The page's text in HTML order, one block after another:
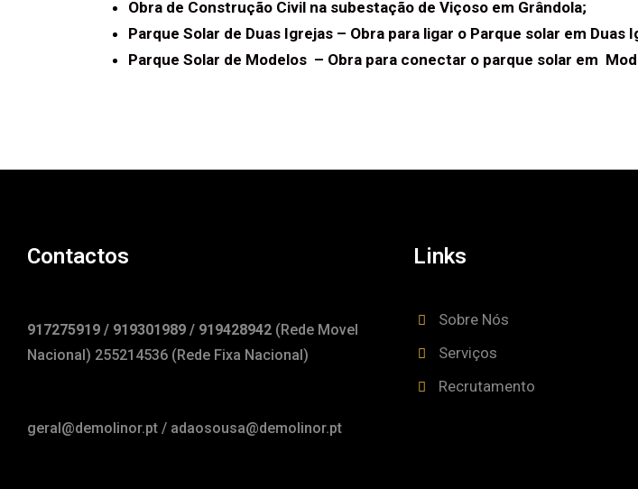
Obra de Construção Civil na subestação de Viçoso em Grândola;
Parque Solar de Duas Igrejas – Obra para ligar o Parque solar em Duas
Parque Solar de Modelos – Obra para conectar o parque solar em
Contactos
917275919 / 919301989 / 919428942 (Rede Movel
Nacional) 255214536 (Rede Fixa Nacional)
geral@demolinor.pt / adaosousa@demolinor.pt
Links
Sobre Nós
Serviços
Recrutamento